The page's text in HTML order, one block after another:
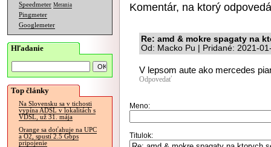
Speedmeter Merania
Pingmeter
Googlemeter
Hľadanie
Top články
Na Slovensku sa v tichosti
vypína ADSL v lokalitách s
VDSL, už 31. mája
Orange sa doťahuje na UPC
a O2, spustí 2.5 Gbps
pripojenie
Komentár, na ktorý
Re: amd & mokre spagaty na
Od: Macko Pu | Pridané: 2021-
V lepsom aute ako mercedes
Odpovedať
Meno:
Titulok: